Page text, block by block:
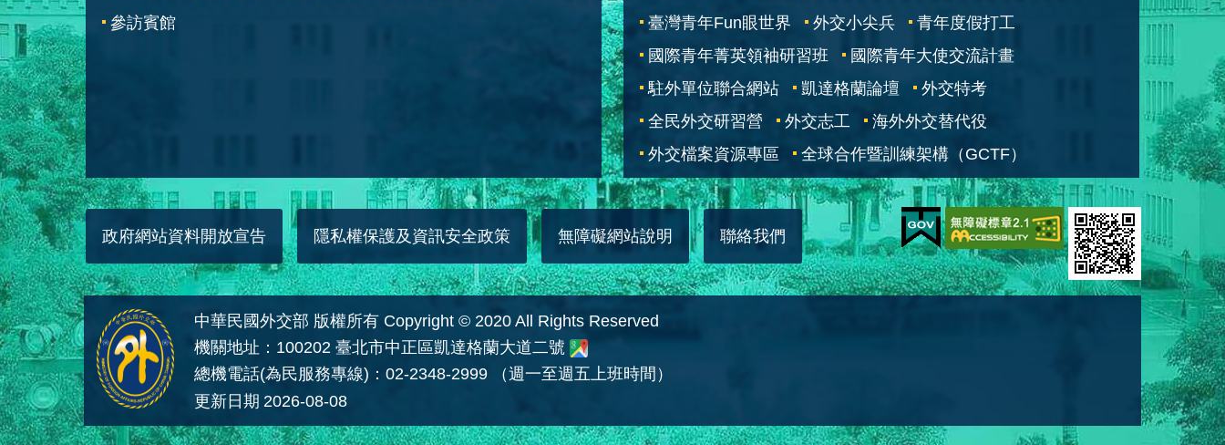
參訪賓館
臺灣青年Fun眼世界
外交小尖兵
青年度假打工
國際青年菁英領袖研習班
國際青年大使交流計畫
駐外單位聯合網站
凱達格蘭論壇
外交特考
全民外交研習營
外交志工
海外外交替代役
外交檔案資源專區
全球合作暨訓練架構（GCTF）
政府網站資料開放宣告 隱私權保護及資訊安全政策 無障礙網站說明 聯絡我們
中華民國外交部 版權所有 Copyright © 2020 All Rights Reserved
機關地址：100202 臺北市中正區凱達格蘭大道二號
總機電話(為民服務專線)：02-2348-2999 （週一至週五上班時間）
更新日期 2026-08-08